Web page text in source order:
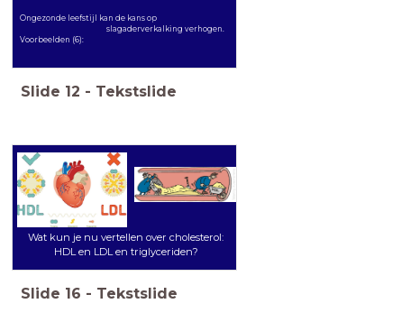
Ongezonde leefstijl kan de kans op
slagaderverkalking verhogen.
Voorbeelden (6):
Slide 12 - Tekstslide
Wat kun je nu vertellen over cholesterol:
HDL en LDL en triglyceriden?
Slide 16 - Tekstslide